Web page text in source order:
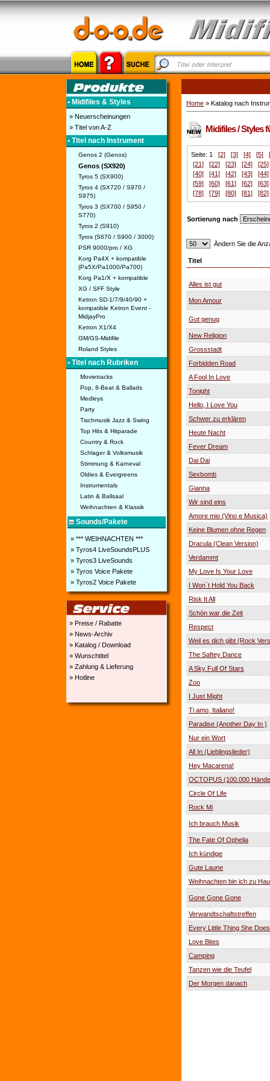
• Midifiles & Styles
» Neuerscheinungen
» Titel von A-Z
• Titel nach Instrument
Genos 2 (Genos)
Genos (SX920)
Tyros 5 (SX900)
Tyros 4 (SX720 / S970 /
S975)
Tyros 3 (SX700 / S950 /
S770)
Tyros 2 (S910)
Tyros (S670 / S900 / 3000)
PSR 9000/pro / XG
Korg Pa4X + kompatible
(Pa5X/Pa1000/Pa700)
Korg Pa1/X + kompatible
XG / SFF Style
Ketron SD-1/7/9/40/90 +
kompatible Ketron Event -
MidjayPro
Ketron X1/X4
GM/GS-Midifile
Roland Styles
• Titel nach Rubriken
Movietracks
Pop, 8-Beat & Ballads
Medleys
Party
Tischmusik Jazz & Swing
Top Hits & Hitparade
Country & Rock
Schlager & Volksmusik
Stimmung & Karneval
Oldies & Evergreens
Instrumentals
Latin & Ballsaal
Weihnachten & Klassik
Sounds/Pakete
» *** WEIHNACHTEN ***
» Tyros4 LiveSoundsPLUS
» Tyros3 LiveSounds
» Tyros Voice Pakete
» Tyros2 Voice Pakete
» Preise / Rabatte
» News-Archiv
» Katalog / Download
» Wunschtitel
» Zahlung & Lieferung
» Hotline
Home » Katalog nach
Midifiles / Styles
Seite: 1 [2] [3] [4] [5]
[21]
[22] [23] [24]
[25]
[40]
[41] [42] [43]
[44]
[59]
[60] [61] [62]
[63]
[78]
[79] [80] [81] [82]
Sortierung nach
Ändern Sie die
Titel
Alles ist gut
Mon Amour
Gut genug
New Religion
Grossstadt
Forbidden Road
A Fool In Love
Tonight
Hello, I Love You
Schwer zu erklären
Heute Nacht
Fever Dream
Dai Dai
Sexbomb
Gianna
Wir sind eins
Amore mio (Vino e Musica)
Keine Blumen ohne Regen
Dracula (Clean Version)
Verdammt
My Love Is Your Love
I Won´t Hold You Back
Risk It All
Schön war die Zeit
Respect
Weil es dich gibt (Rock
The Saftey Dance
A Sky Full Of Stars
Zoo
I Just Might
Ti amo, Italiano!
Paradise (Another Day In )
Nur ein Wort
All In (Lieblingslieder)
Hey Macarena!
OCTOPUS (100.000
Circle Of Life
Rock Mi
Ich brauch Musik
The Fate Of Ophelia
Ich kündige
Gute Laune
Weihnachten bin ich zu
Gone Gone Gone
Verwandtschaftstreffen
Every Little Thing She
Love Bites
Camping
Tanzen wie die Teufel
Der Morgen danach